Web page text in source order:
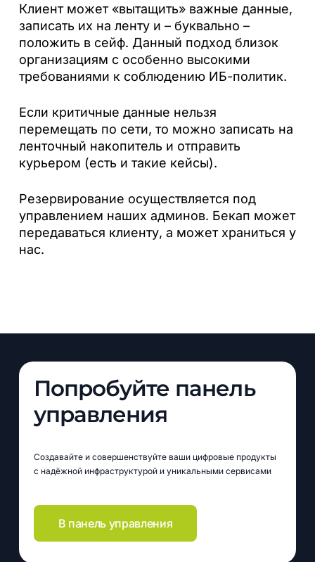
Клиент может «вытащить» важные данные,
записать их на ленту и – буквально –
положить в сейф. Данный подход близок
организациям с особенно высокими
требованиями к соблюдению ИБ-политик.
Если критичные данные нельзя
перемещать по сети, то можно записать на
ленточный накопитель и отправить
курьером (есть и такие кейсы).
Резервирование осуществляется под
управлением наших админов. Бекап может
передаваться клиенту, а может храниться у
нас.
Попробуйте панель
управления
Создавайте и совершенствуйте ваши цифровые продукты
с надёжной инфраструктурой и уникальными сервисами
В панель управления